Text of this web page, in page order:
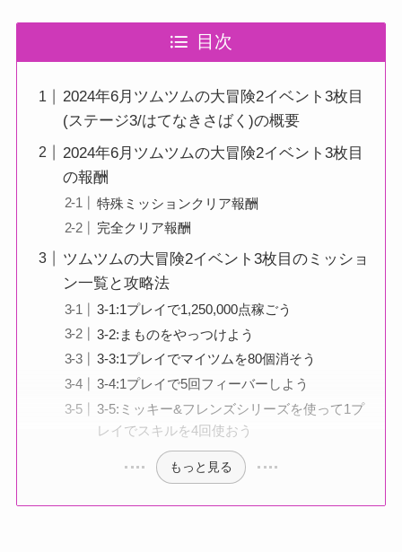
目次
2024年6月ツムツムの大冒険2イベント3枚目
(ステージ3/はてなきさばく)の概要
2024年6月ツムツムの大冒険2イベント3枚目
の報酬
特殊ミッションクリア報酬
完全クリア報酬
ツムツムの大冒険2イベント3枚目のミッショ
ン一覧と攻略法
3-1:1プレイで1,250,000点稼ごう
3-2:まものをやっつけよう
3-3:1プレイでマイツムを80個消そう
3-4:1プレイで5回フィーバーしよう
3-5:ミッキー&フレンズシリーズを使って1プ
レイでスキルを4回使おう
もっと見る